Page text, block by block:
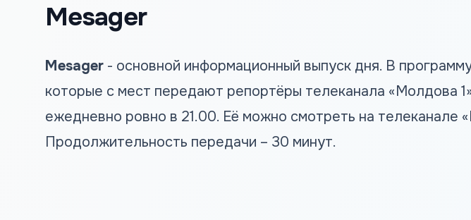
Mesager
Mesager - основной информационный выпуск дня. В
которые с мест передают репортёры телеканала «Молдова
ежедневно ровно в 21.00. Её можно смотреть на телеканале
Продолжительность передачи – 30 минут.